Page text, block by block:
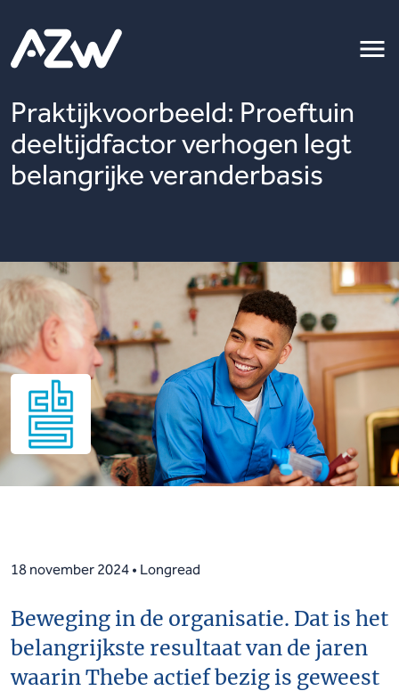
Praktijkvoorbeeld: Proeftuin
deeltijdfactor verhogen legt
belangrijke veranderbasis
18 november 2024 • Longread
Beweging in de organisatie. Dat is het
belangrijkste resultaat van de jaren
waarin Thebe actief bezig is geweest